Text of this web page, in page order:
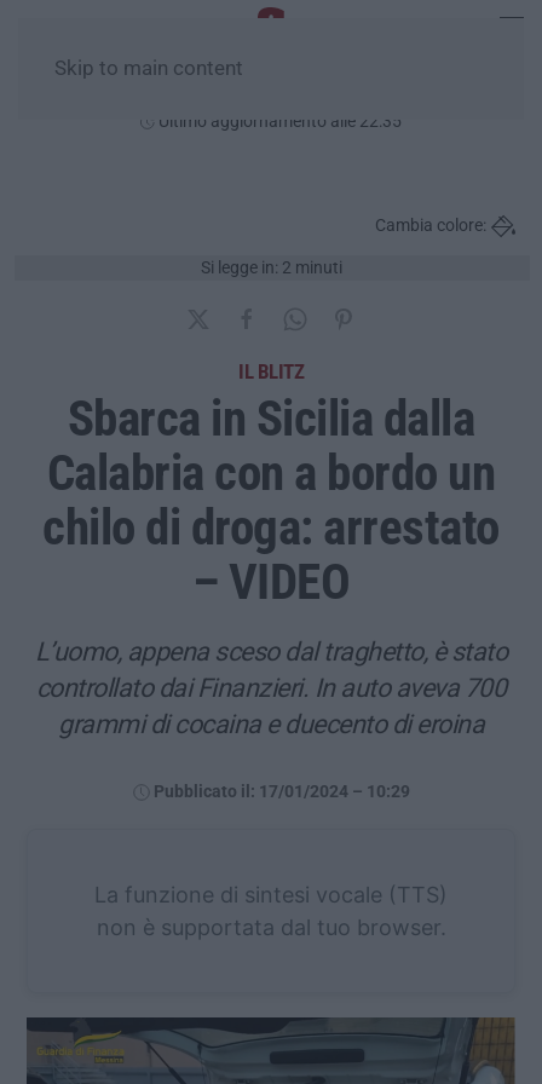
Skip to main content
Ultimo aggiornamento alle 22:35
Si legge in: 2 minuti
Cambia colore:
IL BLITZ
Sbarca in Sicilia dalla
Calabria con a bordo un
chilo di droga: arrestato
– VIDEO
L’uomo, appena sceso dal traghetto, è stato
controllato dai Finanzieri. In auto aveva 700
grammi di cocaina e duecento di eroina
Pubblicato il: 17/01/2024 – 10:29
La funzione di sintesi vocale (TTS)
non è supportata dal tuo browser.